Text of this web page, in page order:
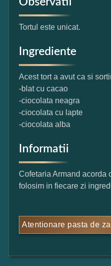
Tortul este unicat.
Ingrediente
Acest tort a avut ca si
-blat cu cacao
-ciocolata neagra
-ciocolata cu lapte
-ciocolata alba
Informatii
Cofetaria Armand acorda
folosim in fiecare zi
Atentionare pasta de